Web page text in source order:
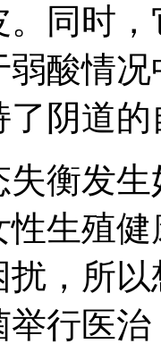
同时
酸情
阴道
发生
生殖
，所
举行医